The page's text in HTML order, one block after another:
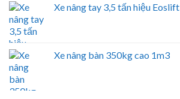
Xe nâng tay 3,5 tấn hiệu Eoslift
Xe nâng bàn 350kg cao 1m3